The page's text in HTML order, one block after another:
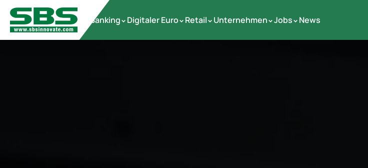
Banking >Digitaler Euro >Retail >Unternehmen >Jobs >News